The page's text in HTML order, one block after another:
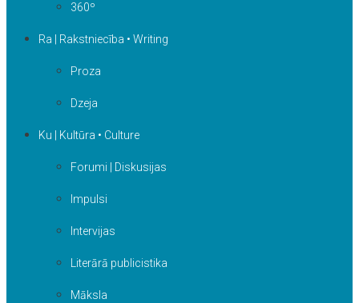
360º
Ra | Rakstniecība • Writing
Proza
Dzeja
Ku | Kultūra • Culture
Forumi | Diskusijas
Impulsi
Intervijas
Literārā publicistika
Māksla